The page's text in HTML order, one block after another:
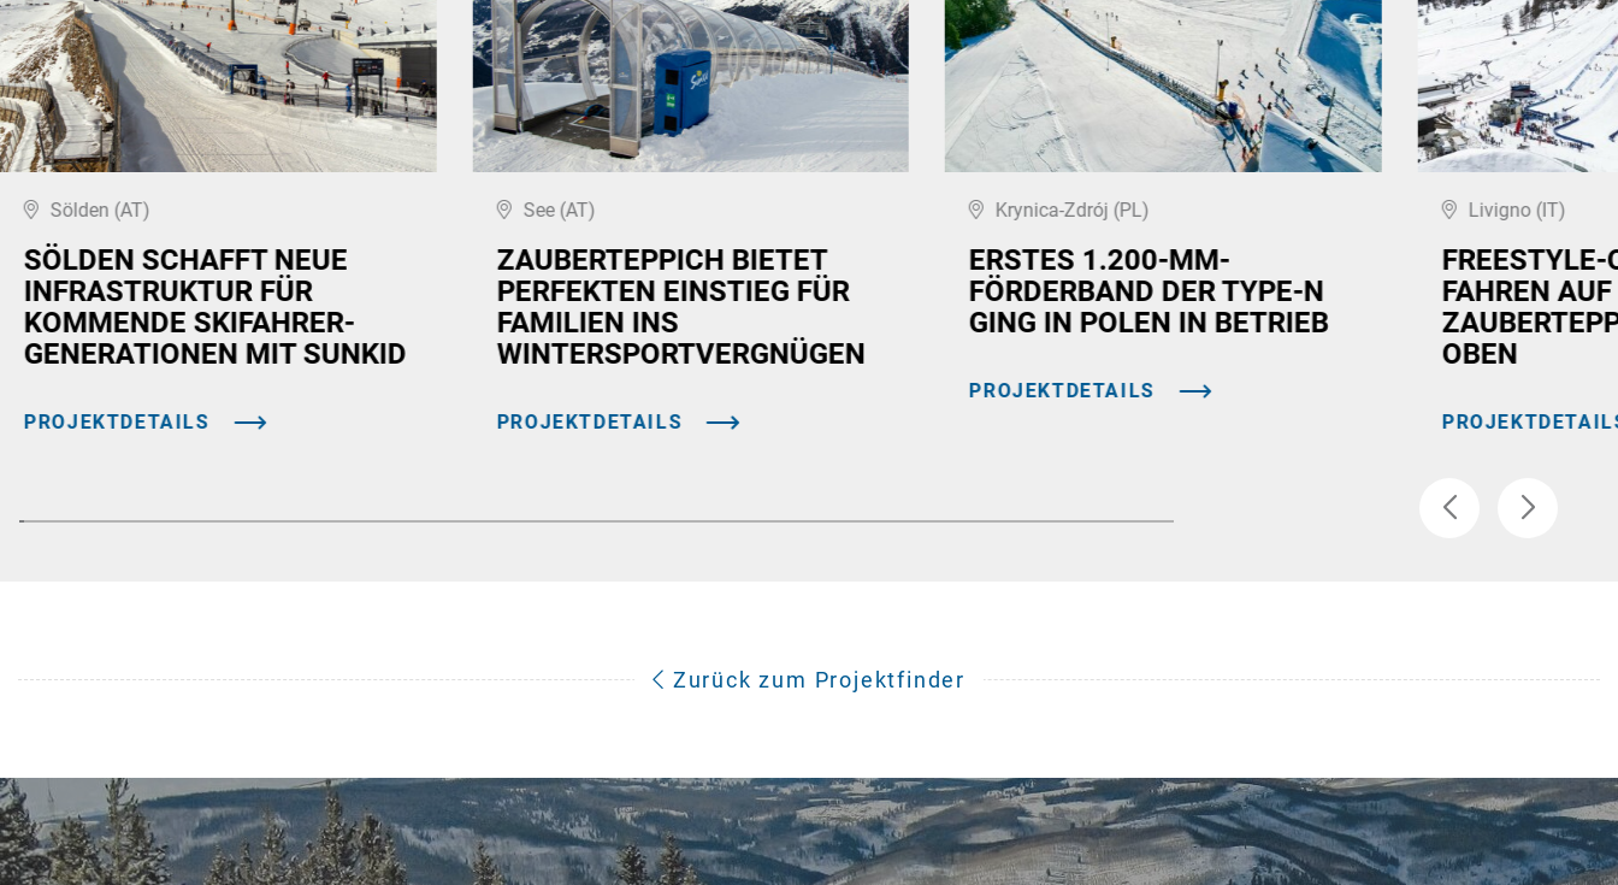
Sölden (AT)
SÖLDEN SCHAFFT NEUE
INFRASTRUKTUR FÜR
KOMMENDE SKIFAHRER-
GENERATIONEN MIT SUNKID
PROJEKTDETAILS
See (AT)
ZAUBERTEPPICH BIETET
PERFEKTEN EINSTIEG FÜR
FAMILIEN INS
WINTERSPORTVERGNÜGEN
PROJEKTDETAILS
Krynica-Zdrój (PL)
ERSTES 1.200-MM-
FÖRDERBAND DER TYPE-N
GING IN POLEN IN BETRIEB
PROJEKTDETAILS
Livigno (IT)
FAHREN
OBEN
Zurück zum Projektfinder